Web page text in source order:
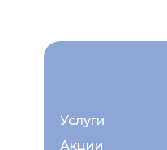
Услуги
Акции